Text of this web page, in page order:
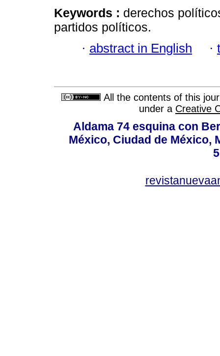
Keywords : derechos
partidos políticos.
· abstract in English ·
All the contents of this
under a Creative
Aldama 74 esquina con
México, Ciudad de México,